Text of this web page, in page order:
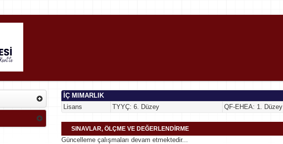
İÇ MIMARLIK
Lisans
TYYÇ: 6. Düzey QF-EHEA: 1. Düzey
SINAVLAR, ÖLÇME VE DEĞERLENDİRME
Güncelleme çalışmaları devam etmektedir...